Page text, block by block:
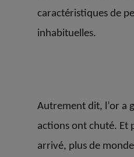
caractéristiques de
inhabituelles.
Autrement dit, l’or a
actions ont chuté. Et
arrivé, plus de monde